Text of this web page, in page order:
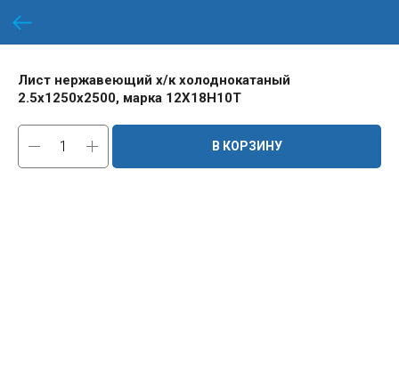
Лист нержавеющий х/к холоднокатаный
2.5х1250х2500, марка 12Х18Н10Т
В КОРЗИНУ